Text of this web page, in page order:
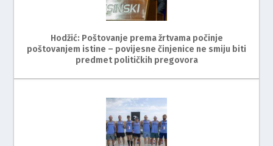
Hodžić: Poštovanje prema žrtvama počinje
poštovanjem istine – povijesne činjenice ne smiju biti
predmet političkih pregovora